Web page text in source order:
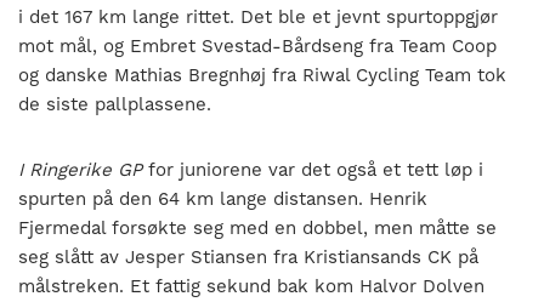
i det 167 km lange rittet. Det ble et jevnt spurtoppgjør
mot mål, og Embret Svestad-Bårdseng fra Team Coop
og danske Mathias Bregnhøj fra Riwal Cycling Team tok
de siste pallplassene.
I Ringerike GPfor juniorene var det også et tett løp i
spurten på den 64 km lange distansen. Henrik
Fjermedal forsøkte seg med en dobbel, men måtte se
seg slått av Jesper Stiansen fra Kristiansands CK på
målstreken. Et fattig sekund bak kom Halvor Dolven